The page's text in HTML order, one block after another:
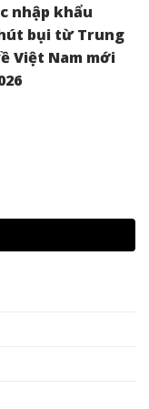
nhập khẩu
bụi từ Trung
Việt Nam mới